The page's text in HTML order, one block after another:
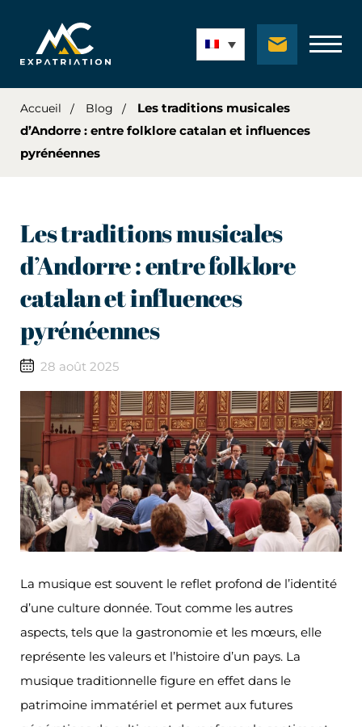
Accueil Blog
Les traditions musicales
d’Andorre : entre folklore catalan et influences
pyrénéennes
Les traditions musicales
d’Andorre : entre folklore
catalan et influences
pyrénéennes
28 août 2025
La musique est souvent le reflet profond de l’identité
d’une culture donnée. Tout comme les autres
aspects, tels que la gastronomie et les mœurs, elle
représente les valeurs et l’histoire d’un pays. La
musique traditionnelle figure en effet dans le
patrimoine immatériel et permet aux futures